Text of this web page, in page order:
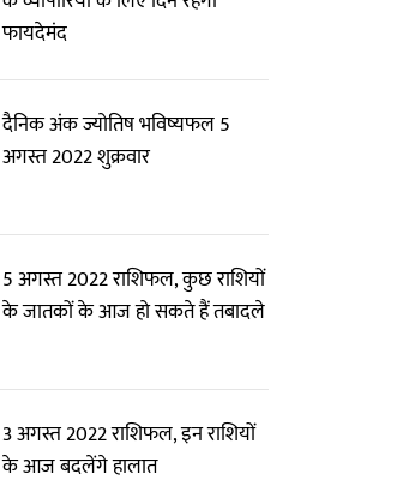
फायदेमंद
दैनिक अंक ज्योतिष भविष्यफल 5
अगस्त 2022 शुक्रवार
5 अगस्त 2022 राशिफल, कुछ राशियों
के जातकों के आज हो सकते हैं तबादले
3 अगस्त 2022 राशिफल, इन राशियों
के आज बदलेंगे हालात